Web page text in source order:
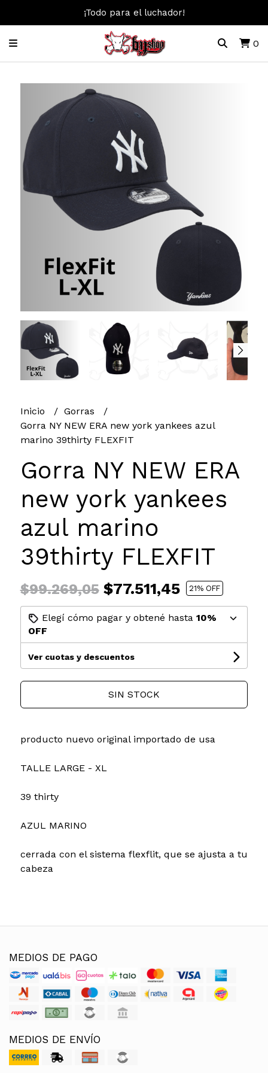
¡Todo para el luchador!
0
Inicio
Gorras
Gorra NY NEW ERA new york yankees azul
marino 39thirty FLEXFIT
Gorra NY NEW ERA
new york yankees
azul marino
39thirty FLEXFIT
$99.269,05$77.511,45 21% OFF
Elegí cómo pagar y obtené hasta 10%
OFF
Ver cuotas y descuentos
SIN STOCK
producto nuevo original importado de usa
TALLE LARGE - XL
39 thirty
AZUL MARINO
cerrada con el sistema flexflit, que se ajusta a tu
cabeza
MEDIOS DE PAGO
MEDIOS DE ENVÍO